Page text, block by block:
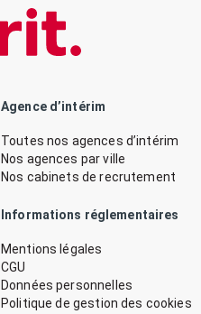
Agence d’intérim
Toutes nos agences d’intérim
Nos agences par ville
Nos cabinets de recrutement
Informations réglementaires
Mentions légales
CGU
Données personnelles
Politique de gestion des cookies